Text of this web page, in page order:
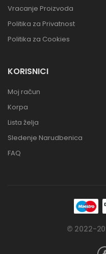
Vracanje Proizvoda
Politika za Privatnost
Politika za Cookies
KORISNICI
Moj račun
Korpa
Lista želja
Sledenje Narudbenica
FAQ
© 2022-